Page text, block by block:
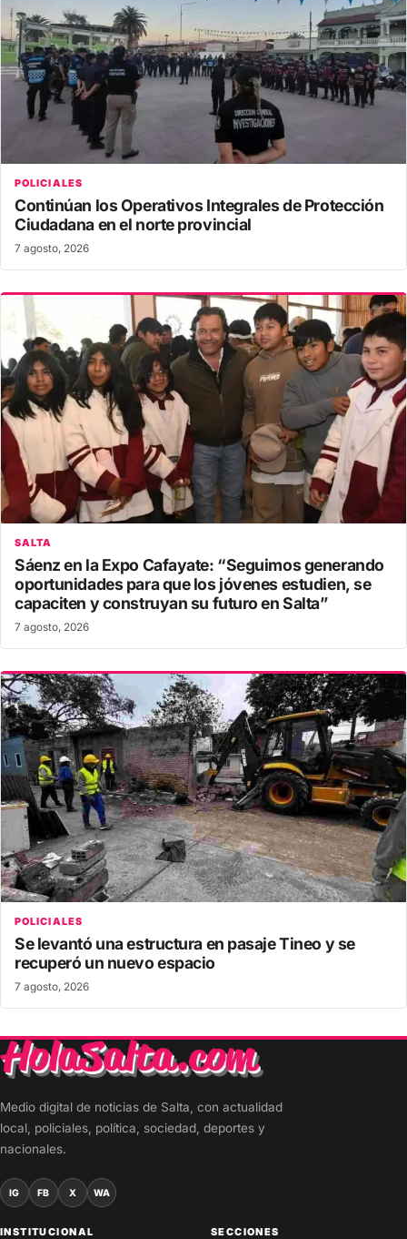
POLICIALES
Continúan los Operativos Integrales de Protección
Ciudadana en el norte provincial
7 agosto, 2026
SALTA
Sáenz en la Expo Cafayate: “Seguimos generando
oportunidades para que los jóvenes estudien, se
capaciten y construyan su futuro en Salta”
7 agosto, 2026
POLICIALES
Se levantó una estructura en pasaje Tineo y se
recuperó un nuevo espacio
7 agosto, 2026
Medio digital de noticias de Salta, con actualidad
local, policiales, política, sociedad, deportes y
nacionales.
IG FB X WA
INSTITUCIONAL SECCIONES